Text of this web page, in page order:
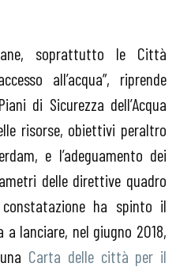
soprattutto le Città
all’acqua”, riprende
di Sicurezza dell’Acqua
risorse, obiettivi peraltro
e l’adeguamento dei
delle direttive quadro
constatazione ha spinto il
a lanciare, nel giugno 2018,
Carta delle città per il